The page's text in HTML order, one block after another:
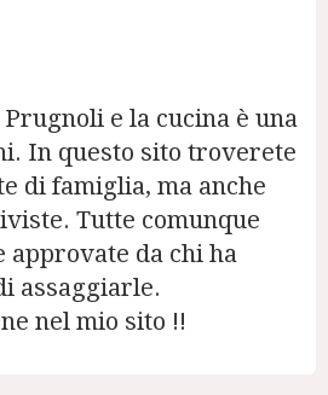
e la cucina è una
In questo sito troverete
di famiglia, ma anche
Tutte comunque
approvate da chi ha
assaggiarle.
nel mio sito !!